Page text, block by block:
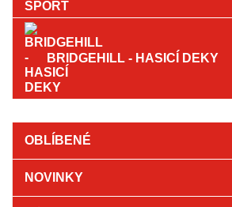
BRIDGEHILL - HASICÍ DEKY
OBLÍBENÉ
NOVINKY